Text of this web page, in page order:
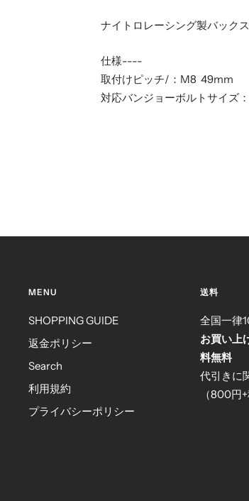
ナイトロレーシング製バック
仕様----
取付けピッチ/：M8 49mm
対応バンジョーボルトサイズ
MENU
SHOPPING GUIDE
返金ポリシー
Search
利用規約
プライバシーポリシー
送料
全国一律
お買い上
料無料
代引きに
（800円